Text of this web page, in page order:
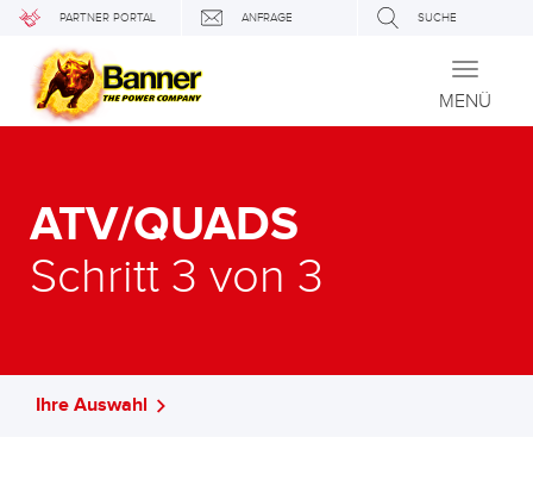
PARTNER PORTAL ANFRAGE SUCHE
Toggle
MENÜ
ATV/QUADS
Schritt 3 von 3
Ihre Auswahl